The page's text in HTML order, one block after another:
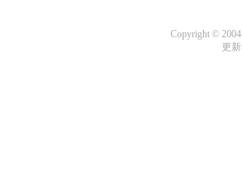
Copyright ©
更